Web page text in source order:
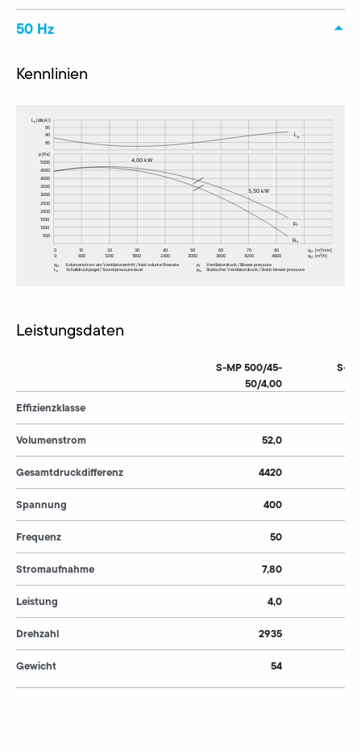
50 Hz
Kennlinien
Leistungsdaten
Effizienzklasse
Volumenstrom
Gesamtdruckdifferenz
Spannung
Frequenz
Stromaufnahme
Leistung
Drehzahl
Gewicht
S-MP 500/45-
50/4,00
52,0
4420
400
50
7,80
4,0
2935
54
S-